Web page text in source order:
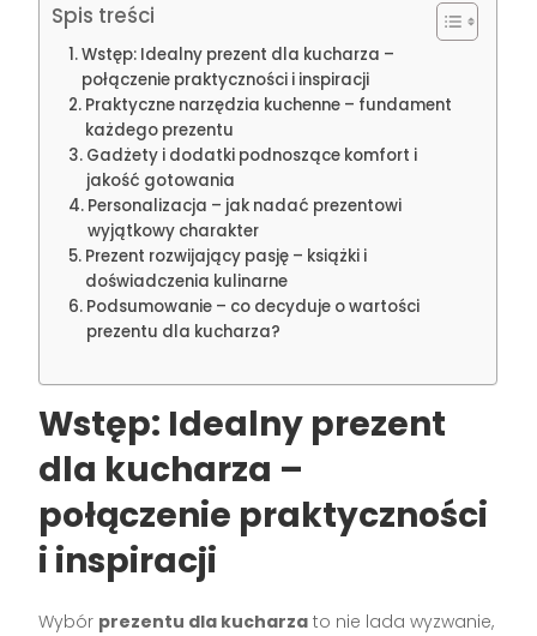
Spis treści
Wstęp: Idealny prezent dla kucharza –
połączenie praktyczności i inspiracji
Praktyczne narzędzia kuchenne – fundament
każdego prezentu
Gadżety i dodatki podnoszące komfort i
jakość gotowania
Personalizacja – jak nadać prezentowi
wyjątkowy charakter
Prezent rozwijający pasję – książki i
doświadczenia kulinarne
Podsumowanie – co decyduje o wartości
prezentu dla kucharza?
Wstęp: Idealny prezent
dla kucharza –
połączenie praktyczności
i inspiracji
Wybór prezentu dla kucharza to nie lada wyzwanie,